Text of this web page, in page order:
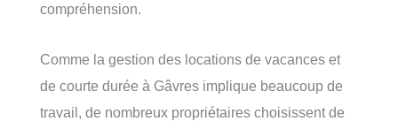
compréhension.
Comme la gestion des locations de vacances et
de courte durée à Gâvres implique beaucoup de
travail, de nombreux propriétaires choisissent de